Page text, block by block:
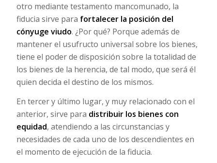
otro mediante testamento mancomunado, la
fiducia sirve para fortalecer la posición del
cónyuge viudo. ¿Por qué? Porque además de
mantener el usufructo universal sobre los bienes,
tiene el poder de disposición sobre la totalidad de
los bienes de la herencia, de tal modo, que será él
quien decida el destino de los mismos.
En tercer y último lugar, y muy relacionado con el
anterior, sirve para distribuir los bienes con
equidad, atendiendo a las circunstancias y
necesidades de cada uno de los descendientes en
el momento de ejecución de la fiducia.